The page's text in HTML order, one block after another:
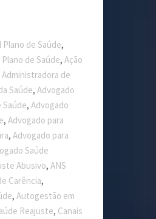
de Saúde,
de Saúde, Ação
Administradora de
Saúde, Advogado
Saúde, Advogado
, Advogado para
, Advogado para
Saúde
Abusivo, ANS
Carência,
, Autogestão em
Reajuste, Canais